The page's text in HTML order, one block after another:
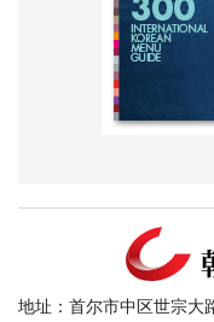
地址：首尔市中区世宗大